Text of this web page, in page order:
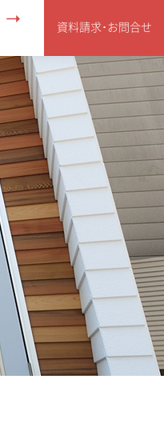
資料請求･お問合せ